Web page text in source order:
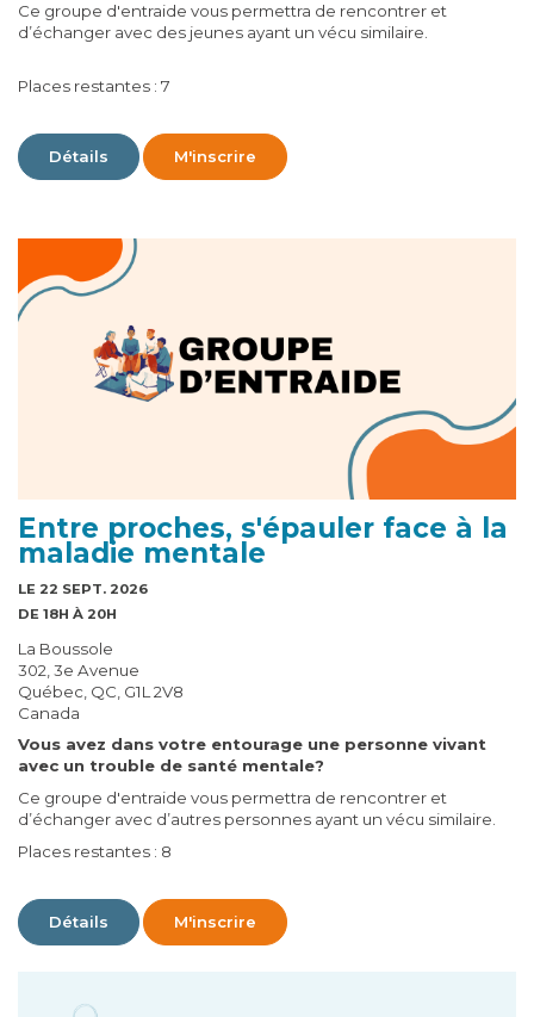
Ce groupe d'entraide vous permettra de rencontrer et
d’échanger avec des jeunes ayant un vécu similaire.
Places restantes : 7
Détails M'inscrire
Entre proches, s'épauler face à la
maladie mentale
LE 22 SEPT. 2026
DE 18H À 20H
La Boussole
302, 3e Avenue
Québec, QC, G1L 2V8
Canada
Vous avez dans votre entourage une personne vivant
avec un trouble de santé mentale?
Ce groupe d'entraide vous permettra de rencontrer et
d’échanger avec d’autres personnes ayant un vécu similaire.
Places restantes : 8
Détails M'inscrire